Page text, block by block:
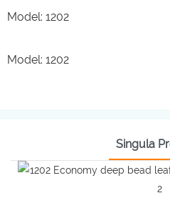
Model: 1202
Model: 1202
Singula